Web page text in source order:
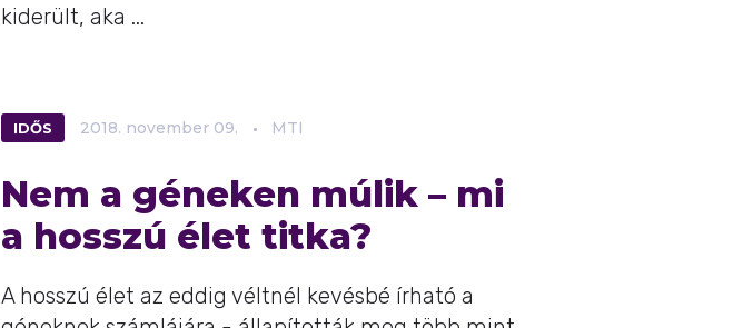
kiderült, aka ...
IDŐS 2018. november 09. MTI
Nem a géneken múlik – mi
a hosszú élet titka?
A hosszú élet az eddig véltnél kevésbé írható a